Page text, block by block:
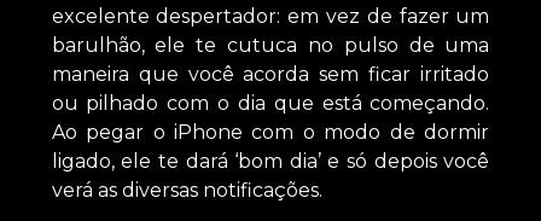
excelente despertador: em vez de fazer um
barulhão, ele te cutuca no pulso de uma
maneira que você acorda sem ficar irritado
ou pilhado com o dia que está começando.
Ao pegar o iPhone com o modo de dormir
ligado, ele te dará ‘bom dia’ e só depois você
verá as diversas notificações.